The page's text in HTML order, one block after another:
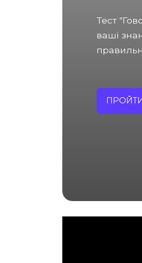
Тест
ваші